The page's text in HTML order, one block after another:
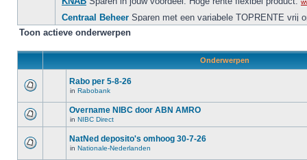
Toon actieve onderwerpen
Onderwerpen
Rabo per 5-8-26
in Rabobank
Overname NIBC door ABN AMRO
in NIBC Direct
NatNed deposito's omhoog 30-7-26
in Nationale-Nederlanden